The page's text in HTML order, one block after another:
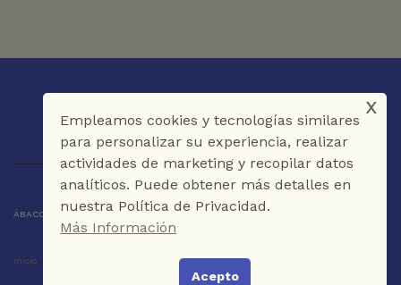
ÁBACO LIBROS Y CAFÉ © 2025 CARTAGENA DE INDIAS - COLOMBIA
Inicio Galería Café
Empleamos cookies y tecnologías similares
para personalizar su experiencia, realizar
actividades de marketing y recopilar datos
analíticos. Puede obtener más detalles en
nuestra Política de Privacidad.
Más Información
Acepto
x